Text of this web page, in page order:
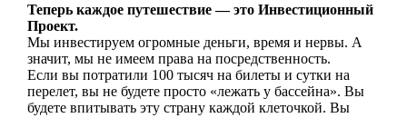
Теперь каждое путешествие — это Инвестиционный
Проект.
Мы инвестируем огромные деньги, время и нервы. А
значит, мы не имеем права на посредственность.
Если вы потратили 100 тысяч на билеты и сутки на
перелет, вы не будете просто «лежать у бассейна». Вы
будете впитывать эту страну каждой клеточкой. Вы